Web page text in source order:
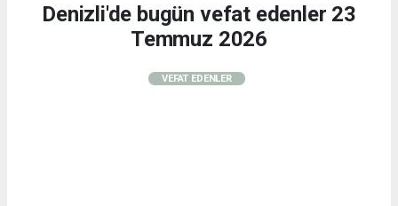
Denizli'de bugün vefat edenler 23
Temmuz 2026
VEFAT EDENLER